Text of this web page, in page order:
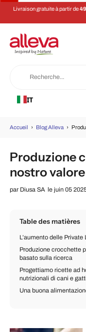
Livraison gratuite à partir de
IT
Accueil › Blog Alleva ›
Produzione
nostro
par Diusa SA le juin 05
Table des matières
L’aumento delle
Produzione crocchette
basato sulla ricerca
Progettiamo ricette ad
nutrizionali di cani e gatti
Una buona